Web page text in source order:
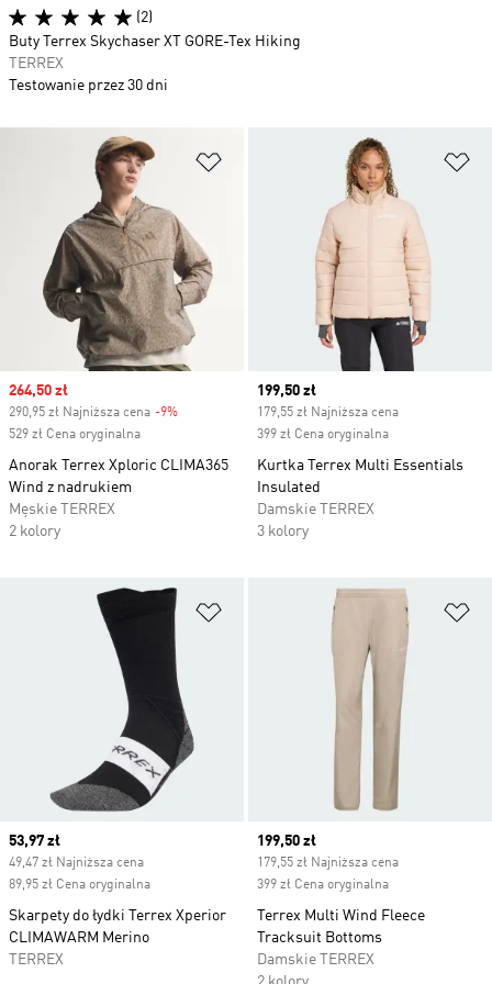
Dodaj do listy życzeń
Sale price
264,50 zł
290,95 zł Najniższa cena -9%
529 zł Cena oryginalna
Anorak Terrex Xploric CLIMA365
Wind z nadrukiem
Męskie TERREX
2 kolory
Current price
199,50 zł
179,55 zł Najniższa cena
399 zł Cena oryginalna
Kurtka Terrex Multi Essentials
Insulated
Damskie TERREX
3 kolory
Dodaj do listy życzeń
Current price
53,97 zł
49,47 zł Najniższa cena
89,95 zł Cena oryginalna
Skarpety do łydki Terrex Xperior
CLIMAWARM Merino
TERREX
Current price
199,50 zł
179,55 zł Najniższa cena
399 zł Cena oryginalna
Terrex Multi Wind Fleece
Tracksuit Bottoms
Damskie TERREX
(2)
Buty Terrex Skychaser XT GORE-Tex Hiking
TERREX
Testowanie przez 30 dni